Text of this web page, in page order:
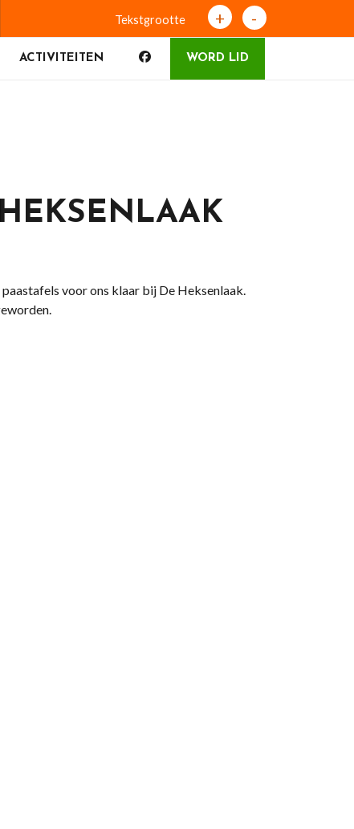
Tekstgrootte + -
ACTIVITEITEN WORD LID
voor ons klaar bij De Heksenlaak.